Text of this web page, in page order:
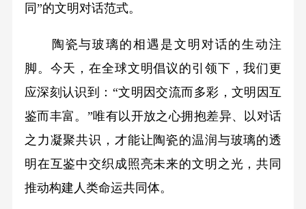
同”的文明对话范式。
陶瓷与玻璃的相遇是文明对话的生动注
脚。今天，在全球文明倡议的引领下，我们更
应深刻认识到：“文明因交流而多彩，文明因互
鉴而丰富。”唯有以开放之心拥抱差异、以对话
之力凝聚共识，才能让陶瓷的温润与玻璃的透
明在互鉴中交织成照亮未来的文明之光，共同
推动构建人类命运共同体。